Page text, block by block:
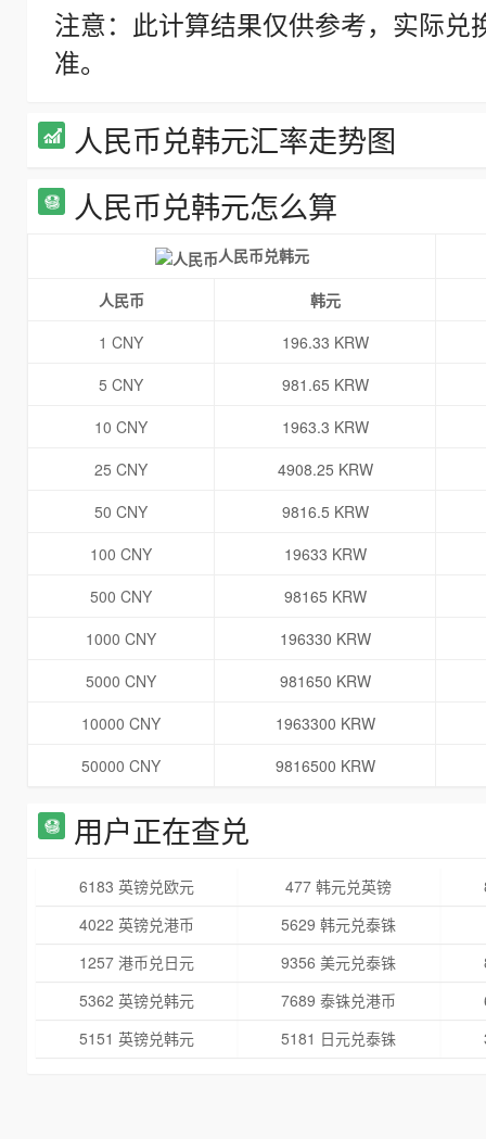
注意：此计算结果仅供参考，实际
准。
人民币兑韩元汇率走势图
人民币兑韩元怎么算
人民币兑韩元
人民币
韩元
1 CNY
196.33 KRW
5 CNY
981.65 KRW
10 CNY
1963.3 KRW
25 CNY
4908.25 KRW
50 CNY
9816.5 KRW
100 CNY
19633 KRW
500 CNY
98165 KRW
1000 CNY
196330 KRW
5000 CNY
981650 KRW
10000 CNY
1963300 KRW
50000 CNY
9816500 KRW
用户正在查兑
6183 英镑兑欧元 477 韩元兑英镑
4022 英镑兑港币
5629 韩元兑泰铢
1257 港币兑日元
9356 美元兑泰铢
5362 英镑兑韩元
7689 泰铢兑港币
5151 英镑兑韩元
5181 日元兑泰铢